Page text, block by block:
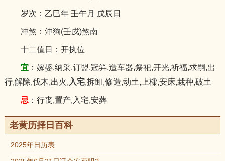
岁次：乙巳年 壬午月 戊辰日
冲煞：沖狗(壬戍)煞南
十二值日：开执位
宜：嫁娶,纳采,订盟,冠笄,造车器,祭祀,开光,祈福,求嗣,出
行,解除,伐木,出火, 入宅,拆卸,修造,动土,上樑,安床,栽种,破土
忌 ：行丧,置产,入宅,安葬
老黄历择日百科
2025年日历表